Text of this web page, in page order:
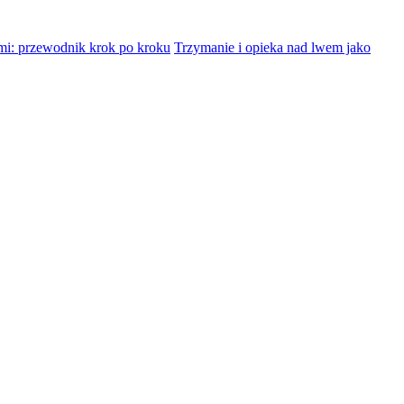
przewodnik krok po kroku Trzymanie i opieka nad lwem jako